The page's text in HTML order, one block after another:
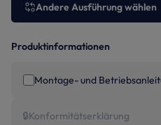
Andere Ausführung wählen
Produktinformationen
Montage- und
🔒Konformitätserklärung